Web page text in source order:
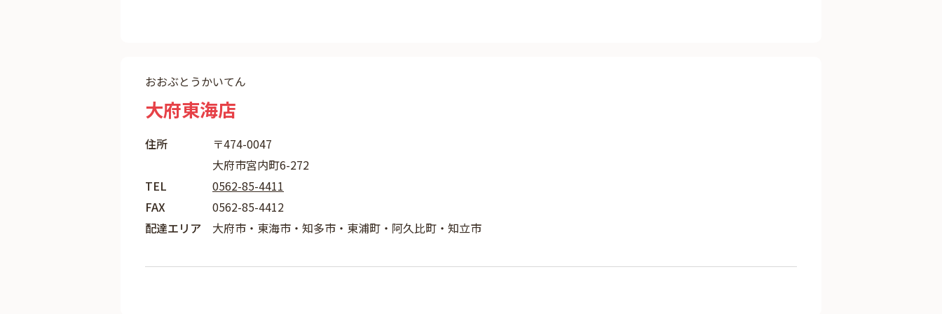
おおぶとうかいてん
大府東海店
住所
〒474-0047
大府市宮内町6-272
TEL
0562-85-4411
FAX
0562-85-4412
配達エリア
大府市・東海市・知多市・東浦町・阿久比町・知立市